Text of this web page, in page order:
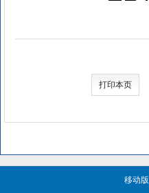
打印本页
移动版